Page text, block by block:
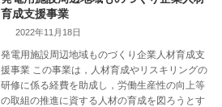
育成支援事業
2022年11月18日
発電用施設周辺地域ものづくり企業人材育成支
援事業 この事業は，人材育成やリスキリングの
研修に係る経費を助成し，労働生産性の向上等
の取組の推進に資する人材の育成を図ろうとす